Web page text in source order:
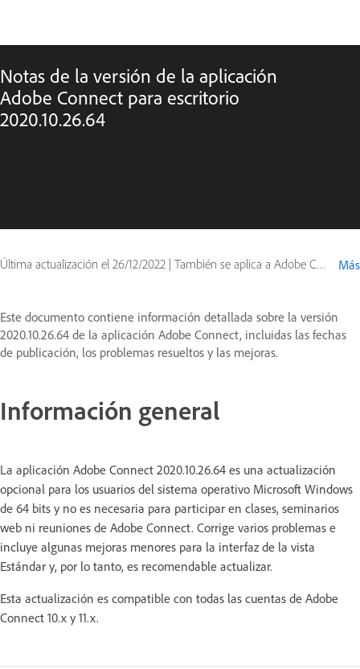
Notas de la versión de la aplicación
Adobe Connect para escritorio
2020.10.26.64
Última actualización el 26/12/2022 | También se aplica a Adobe Connect 10, Adobe Connect 11 Más
Este documento contiene información detallada sobre la versión
2020.10.26.64 de la aplicación Adobe Connect, incluidas las fechas
de publicación, los problemas resueltos y las mejoras.
Información general
La aplicación Adobe Connect 2020.10.26.64 es una actualización
opcional para los usuarios del sistema operativo Microsoft Windows
de 64 bits y no es necesaria para participar en clases, seminarios
web ni reuniones de Adobe Connect. Corrige varios problemas e
incluye algunas mejoras menores para la interfaz de la vista
Estándar y, por lo tanto, es recomendable actualizar.
Esta actualización es compatible con todas las cuentas de Adobe
Connect 10.x y 11.x.